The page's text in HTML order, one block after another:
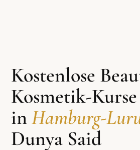
Kostenlose
Kosmetik-Kurse
inHamburg-
Dunya Said